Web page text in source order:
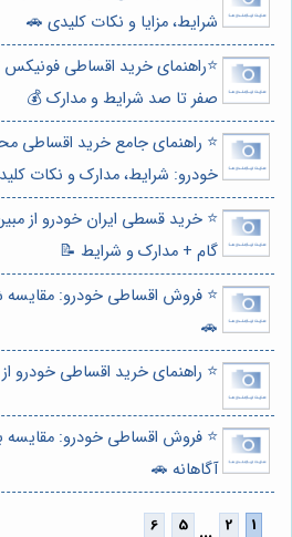
شرایط، مزایا و نکات کلیدی 🚗
صفر تا صد شرایط و مدارک 💰
⭐️ راهنمای جامع خرید اقساطی
خودرو: شرایط، مدارک و نکات
⭐️ خرید قسطی ایران خودرو از
گام + مدارک و شرایط 📝
⭐️ فروش اقساطی خودرو: مقایسه
🚗
⭐️ راهنمای خرید اقساطی خودرو از بهمن
⭐️ فروش اقساطی خودرو: مقایسه
آگاهانه 🚗